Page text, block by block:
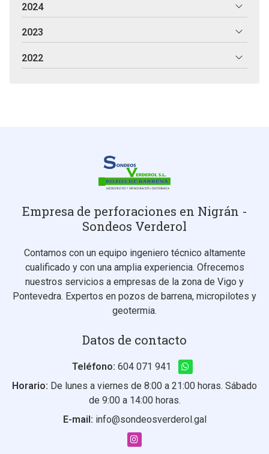
2024
2023
2022
Empresa de perforaciones en Nigrán -
Sondeos Verderol
Contamos con un equipo ingeniero técnico altamente
cualificado y con una amplia experiencia. Ofrecemos
nuestros servicios a empresas de la zona de Vigo y
Pontevedra. Expertos en pozos de barrena, micropilotes y
geotermia.
Datos de contacto
Teléfono: 604 071 941
Horario: De lunes a viernes de 8:00 a 21:00 horas. Sábado
de 9:00 a 14:00 horas.
E-mail: info@sondeosverderol.gal